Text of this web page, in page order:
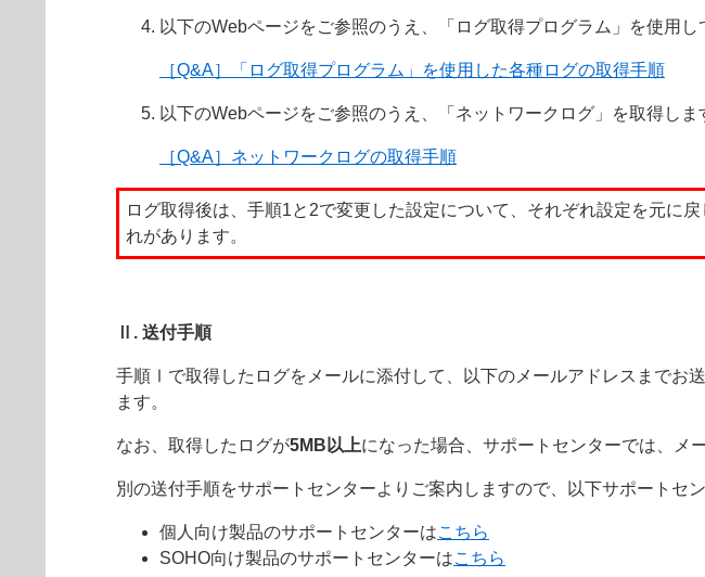
以下のWebページをご参照のうえ、「ログ取得プログラム」を使用し
［Q&A］「ログ取得プログラム」を使用した各種ログの取得手順
以下のWebページをご参照のうえ、「ネットワークログ」を取得しま
［Q&A］ネットワークログの取得手順
ログ取得後は、手順1と2で変更した設定について、それぞれ設定を元に
れがあります。
Ⅱ. 送付手順
手順Ⅰで取得したログをメールに添付して、以下のメールアドレスまでお
ます。
なお、取得したログが5MB以上になった場合、サポートセンターでは、メ
別の送付手順をサポートセンターよりご案内しますので、以下サポートセ
個人向け製品のサポートセンターはこちら
SOHO向け製品のサポートセンターはこちら